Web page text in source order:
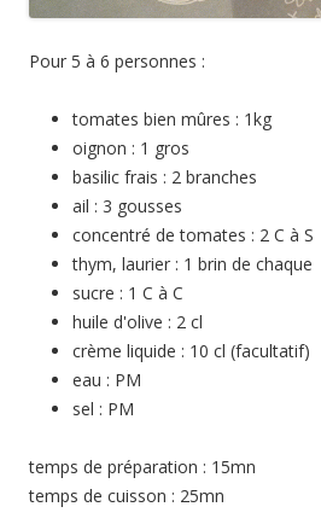
Pour 5 à 6 personnes :
tomates bien mûres : 1kg
oignon : 1 gros
basilic frais : 2 branches
ail : 3 gousses
concentré de tomates : 2 C à S
thym, laurier : 1 brin de chaque
sucre : 1 C à C
huile d'olive : 2 cl
crème liquide : 10 cl (facultatif)
eau : PM
sel : PM
temps de préparation : 15mn
temps de cuisson : 25mn